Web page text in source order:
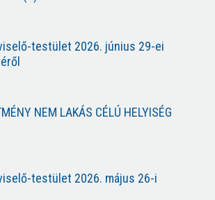
testület 2026. június 29-ei
NEM LAKÁS CÉLÚ HELYISÉG
testület 2026. május 26-i